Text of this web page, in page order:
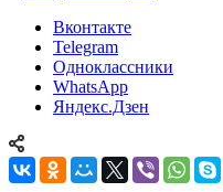
Вконтакте
Telegram
Одноклассники
WhatsApp
Яндекс.Дзен